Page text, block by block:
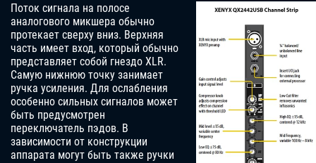
Поток сигнала на полосе
аналогового микшера обычно
протекает сверху вниз. Верхняя
часть имеет вход, который обычно
представляет собой гнездо XLR.
Самую нижнюю точку занимает
ручка усиления. Для ослабления
особенно сильных сигналов может
быть предусмотрен
переключатель пэдов. В
зависимости от конструкции
аппарата могут быть также ручки